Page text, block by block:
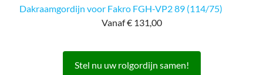
Dakraamgordijn voor Fakro FGH-VP2 89 (114/75)
Vanaf € 131,00
Stel nu uw rolgordijn samen!